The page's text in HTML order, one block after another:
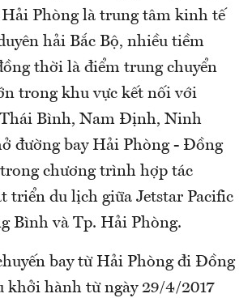
Phòng là trung tâm kinh tế
hải Bắc Bộ, nhiều tiềm
thời là điểm trung chuyển
trong khu vực kết nối với
Bình, Nam Định, Ninh
đường bay Hải Phòng - Đồng
chương trình hợp tác
triển du lịch giữa Jetstar Pacific
Bình và Tp. Hải Phòng.
bay từ Hải Phòng đi Đồng
khởi hành từ ngày 29/4/2017